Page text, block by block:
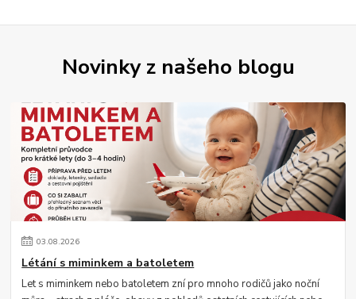
Novinky z našeho blogu
03.08.2026
Létání s miminkem a batoletem
Let s miminkem nebo batoletem zní pro mnoho rodičů jako noční